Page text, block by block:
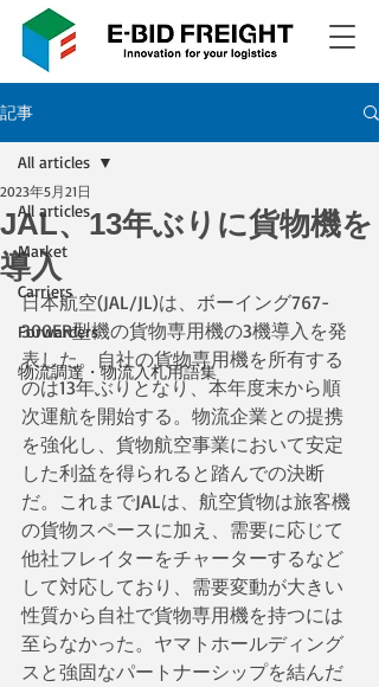
記事
All articles
Market
Carriers
Forwarders
物流調達・物流入札用語集
All articles
JAL、13年ぶりに貨物機を
導入
2023年5月21日
日本航空(JAL/JL)は、ボーイング767-
300ER型機の貨物専用機の3機導入を発
表した。自社の貨物専用機を所有する
のは13年ぶりとなり、本年度末から順
次運航を開始する。物流企業との提携
を強化し、貨物航空事業において安定
した利益を得られると踏んでの決断
だ。これまでJALは、航空貨物は旅客機
の貨物スペースに加え、需要に応じて
他社フレイターをチャーターするなど
して対応しており、需要変動が大きい
性質から自社で貨物専用機を持つには
至らなかった。ヤマトホールディング
スと強固なパートナーシップを結んだ